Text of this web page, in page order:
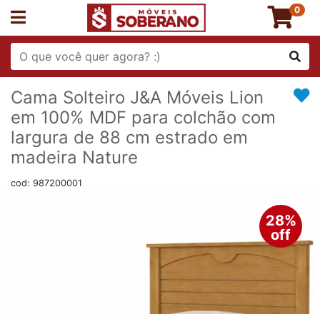
0
Cama Solteiro J&A Móveis Lion
em 100% MDF para colchão com
largura de 88 cm estrado em
madeira Nature
cod: 987200001
28%
off